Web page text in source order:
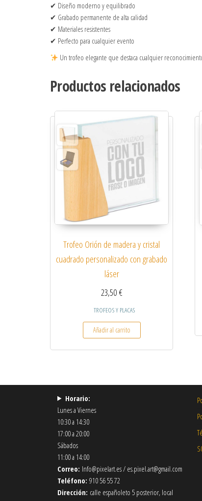
✔ Diseño moderno y equilibrado
✔ Grabado permanente de alta calidad
✔ Materiales resistentes
✔ Perfecto para cualquier evento
Un trofeo elegante que destaca cualquier
Productos relacionados
Trofeo Orión de madera y cristal
cuadrado personalizado con grabado
láser
23,50€
TROFEOS Y PLACAS
Añadir al carrito
Horario:
Lunes a Viernes
10:30 a 14:30
17:00 a 20:00
Sábados
11:00 a 14:00
Correo: Info@pixelart.es / es.pixel.art@gmail.com
Teléfono: 910 56 55 72
Dirección: calle españoleto 5 posterior, local